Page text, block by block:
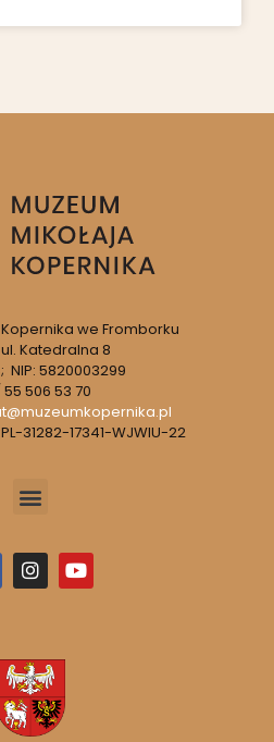
we Fromborku
Katedralna 8
NIP: 5820003299
506 53 70
31282-17341-WJWIU-22